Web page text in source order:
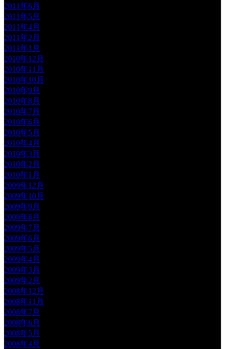
2011年6月
2011年5月
2011年4月
2011年2月
2011年1月
2010年12月
2010年11月
2010年10月
2010年9月
2010年8月
2010年7月
2010年6月
2010年5月
2010年4月
2010年3月
2010年2月
2010年1月
2009年12月
2009年10月
2009年9月
2009年8月
2009年7月
2009年6月
2009年5月
2009年4月
2009年3月
2009年2月
2008年12月
2008年11月
2008年7月
2008年6月
2008年5月
2008年4月